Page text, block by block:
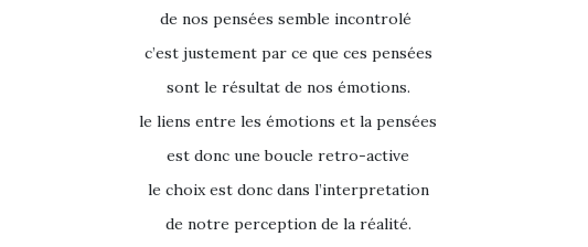
de nos pensées semble incontrolé
c’est justement par ce que ces pensées
sont le résultat de nos émotions.
le liens entre les émotions et la pensées
est donc une boucle retro-active
le choix est donc dans l’interpretation
de notre perception de la réalité.